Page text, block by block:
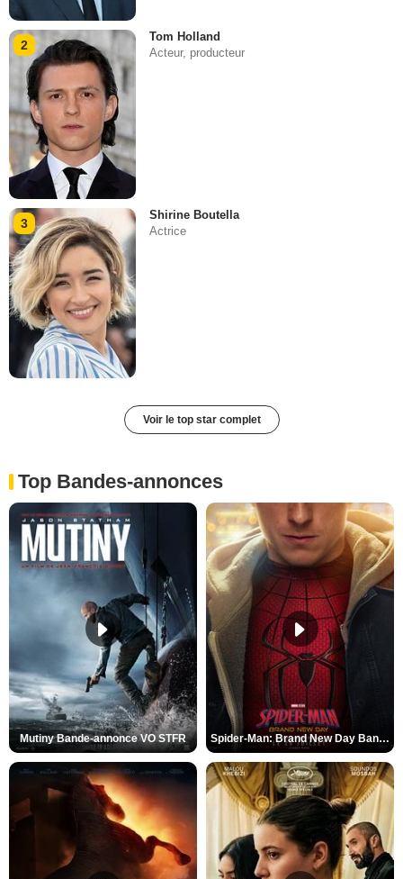
2
Tom Holland
Acteur, producteur
3
Shirine Boutella
Actrice
Voir le top star complet
Top Bandes-annonces
Mutiny Bande-annonce VO STFR Spider-Man: Brand New Day Bande-annonce VO STFR